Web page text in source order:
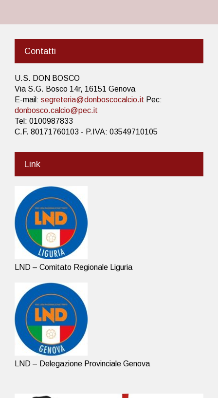
Contatti
U.S. DON BOSCO
Via S.G. Bosco 14r, 16151 Genova
E-mail: segreteria@donboscocalcio.it Pec:
donbosco.calcio@pec.it
Tel: 0100987833
C.F. 80171760103 - P.IVA: 03549710105
Link
LND – Comitato Regionale Liguria
LND – Delegazione Provinciale Genova